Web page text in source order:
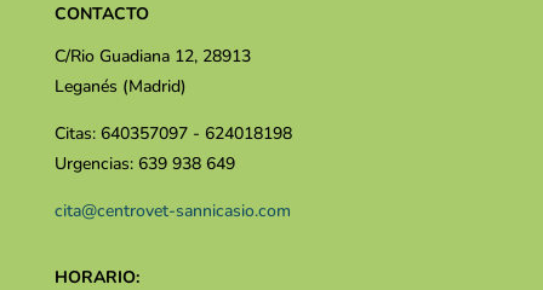
CONTACTO
C/Rio Guadiana 12, 28913
Leganés (Madrid)
Citas: 640357097 - 624018198
Urgencias: 639 938 649
cita@centrovet-sannicasio.com
HORARIO: